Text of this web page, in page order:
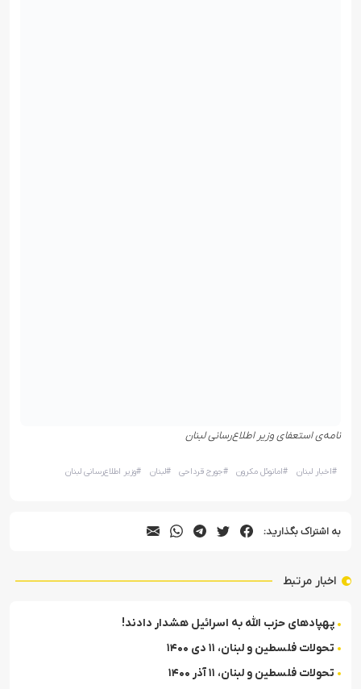
نامه‌ی استعفای وزیر اطلاع‌رسانی لبنان
#اخبار لبنان #امانوئل مکرون #جورج قرداحی #لبنان #وزیر اطلاع‌رسانی لبنان
به اشتراک بگذارید:
اخبار مرتبط
پهپادهای حزب الله به اسرائیل هشدار دادند!
تحولات فلسطین و لبنان، ۱۱ دی ۱۴۰۰
تحولات فلسطین و لبنان، ۱۱ آذر ۱۴۰۰